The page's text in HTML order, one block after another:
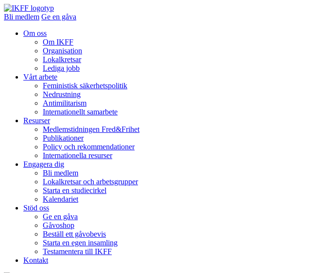
Bli medlem Ge en gåva
Om oss
Om IKFF
Organisation
Lokalkretsar
Lediga jobb
Vårt arbete
Feministisk säkerhetspolitik
Nedrustning
Antimilitarism
Internationellt samarbete
Resurser
Medlemstidningen Fred&Frihet
Publikationer
Policy och rekommendationer
Internationella resurser
Engagera dig
Bli medlem
Lokalkretsar och arbetsgrupper
Starta en studiecirkel
Kalendariet
Stöd oss
Ge en gåva
Gåvoshop
Beställ ett gåvobevis
Starta en egen insamling
Testamentera till IKFF
Kontakt